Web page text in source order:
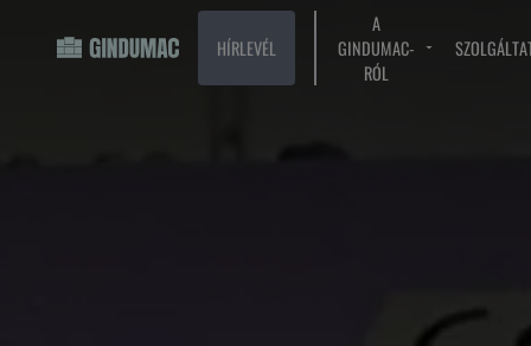
HÍRLEVÉL
A
GINDUMAC-
RÓL